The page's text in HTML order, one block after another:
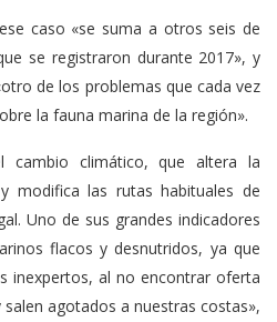
caso «se suma a otros seis de
se registraron durante 2017», y
de los problemas que cada vez
la fauna marina de la región».
cambio climático, que altera la
modifica las rutas habituales de
Uno de sus grandes indicadores
flacos y desnutridos, ya que
inexpertos, al no encontrar oferta
agotados a nuestras costas»,